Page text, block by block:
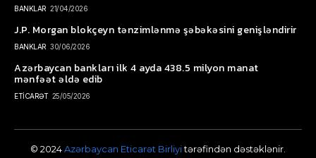
BANKLAR 21/04/2026
J.P. Morgan blokçeyn tənzimlənmə şəbəkəsini genişləndirir
BANKLAR 30/06/2026
Azərbaycan bankları ilk 4 ayda 438.5 milyon manat
mənfəət əldə edib
ETİCARƏT 25/05/2026
© 2024Azərbaycan Eticarət Birliyitərəfindən dəstəklənir.